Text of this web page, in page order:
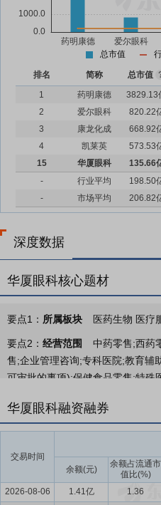
总市值
排名 简称 总市值
1
药明康德 3829.13
2
爱尔眼科 820.22
3
康龙化成 668.92
4
凯莱英 573.53
15
华厦眼科 135.66
-
行业平均 198.50
-
市场平均 206.82
深度数据
华厦眼科核心题材
要点1： 所属板块 医药生物 医疗
要点2： 经营范围
中药零售;西药
售;企业管理咨询;专科医院;教育辅
可审批的事项);保健食品零售;特殊
与眼肿瘤、眼外伤在内的眼科八大
眼科医疗服务行业
近年
眼科医疗服务需求持续增长，为
华厦眼科融资融券
交易时间
余额(元)
余额占流通市
值比(%)
2026-08-06 1.41亿 1.36